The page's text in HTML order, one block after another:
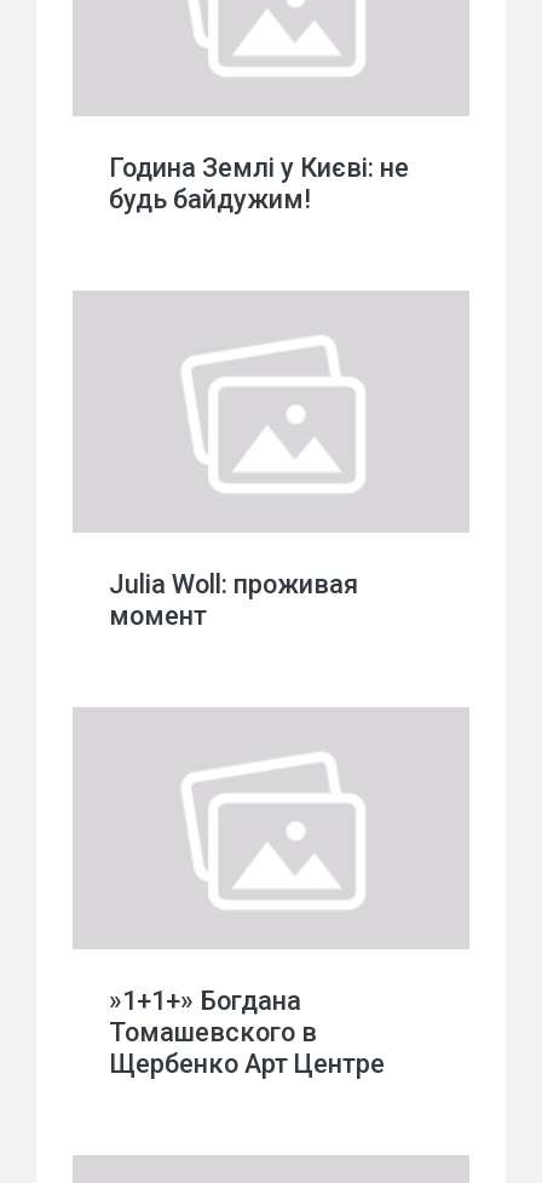
Година Землі у Києві: не
будь байдужим!
Julia Woll: проживая
момент
»1+1+» Богдана
Томашевского в
Щербенко Арт Центре